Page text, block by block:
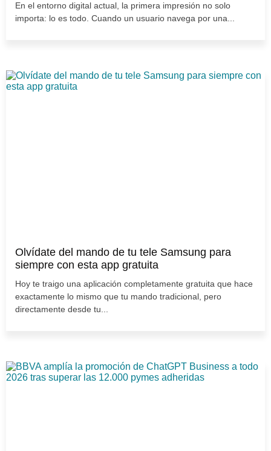
En el entorno digital actual, la primera impresión no solo
importa: lo es todo. Cuando un usuario navega por una...
Olvídate del mando de tu tele Samsung para
siempre con esta app gratuita
Hoy te traigo una aplicación completamente gratuita que hace
exactamente lo mismo que tu mando tradicional, pero
directamente desde tu...